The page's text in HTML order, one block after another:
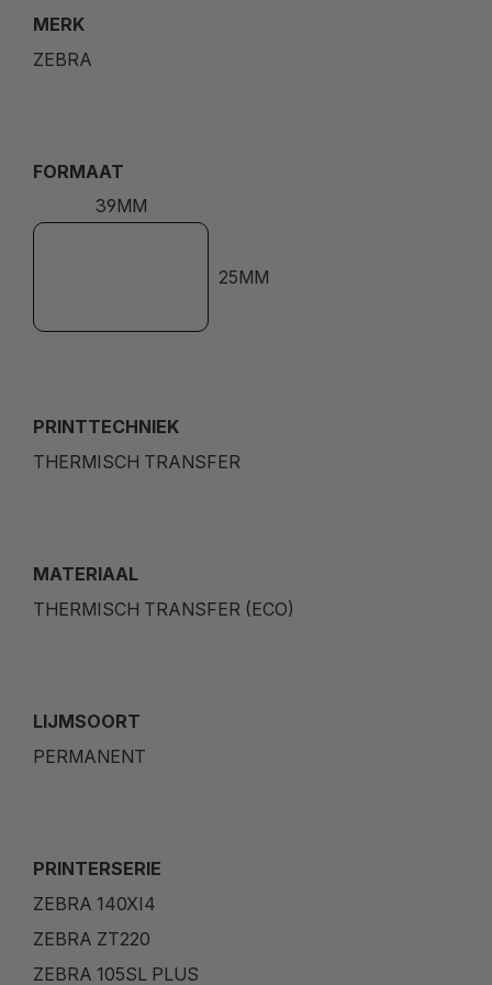
MERK
ZEBRA
FORMAAT
39MM
25MM
PRINTTECHNIEK
THERMISCH TRANSFER
MATERIAAL
THERMISCH TRANSFER (ECO)
LIJMSOORT
PERMANENT
PRINTERSERIE
ZEBRA 140XI4
ZEBRA ZT220
ZEBRA 105SL PLUS